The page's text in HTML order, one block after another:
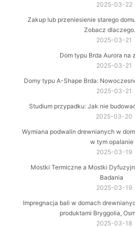
2025-03-22
Zakup lub przeniesienie starego
Zobacz
2025-03-21
Dom typu Brda Aurora na
2025-03-21
Domy typu A-Shape Brda:
2025-03-21
Studium przypadku: Jak nie
2025-03-20
Wymiana podwalin drewnianych w
w tym opalanie
2025-03-19
Mostki Termiczne a Mostki
Badania
2025-03-19
Impregnacja bali w domach
produktami Bryggolia,
2025-03-18